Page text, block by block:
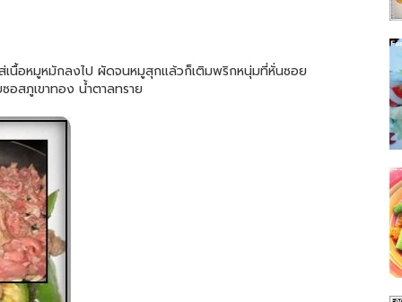
ส่เนื้อหมูหมักลงไป ผัดจนหมูสุกแล้วก็เติมพริกหนุ่มที่หั่นซอย
สภูเขาทอง น้ำตาลทราย